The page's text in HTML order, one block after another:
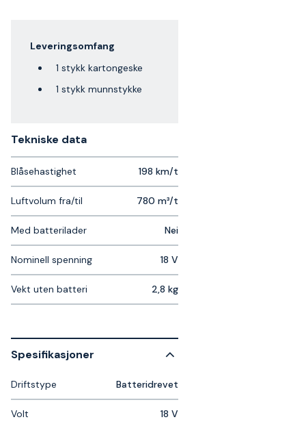
Leveringsomfang
1 stykk kartongeske
1 stykk munnstykke
Tekniske data​
Blåsehastighet 198 km/t
Luftvolum fra/til 780 m³/t
Med batterilader Nei
Nominell spenning 18 V
Vekt uten batteri 2,8 kg
Spesifikasjoner
Driftstype Batteridrevet
Volt 18 V